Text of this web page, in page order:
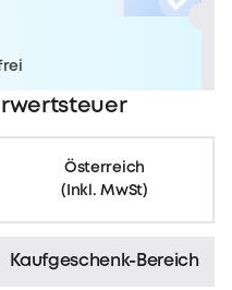
Österreich
(Inkl. MwSt)
Kaufgeschenk-Bereich